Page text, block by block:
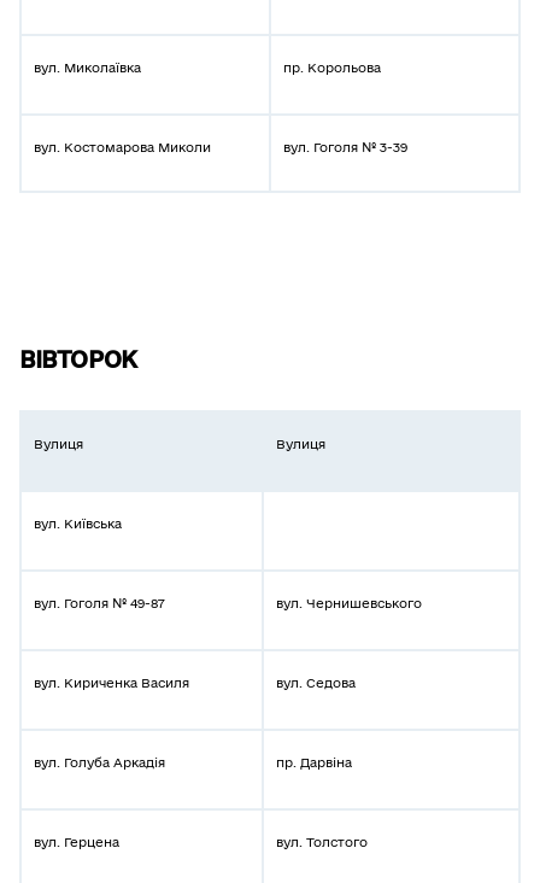
вул. Миколаївка пр. Корольова
вул. Костомарова Миколи вул. Гоголя № 3-39
ВІВТОРОК
Вулиця Вулиця
вул. Київська
вул. Гоголя № 49-87 вул. Чернишевського
вул. Кириченка Василя вул. Седова
вул. Голуба Аркадія пр. Дарвіна
вул. Герцена вул. Толстого